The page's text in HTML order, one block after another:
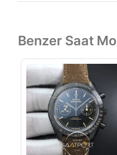
Benzer Saat